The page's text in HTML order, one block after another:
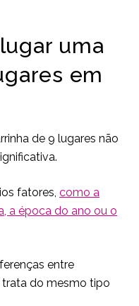
uma
em
de 9 lugares não
fatores, como a
a época do ano ou o
entre
do mesmo tipo